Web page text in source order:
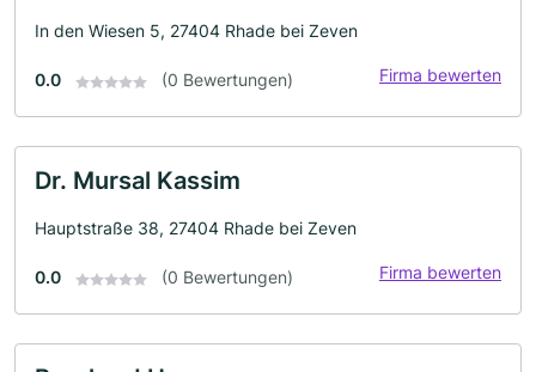
In den Wiesen 5, 27404 Rhade bei Zeven
0.0 (0 Bewertungen) Firma bewerten
Dr. Mursal Kassim
Hauptstraße 38, 27404 Rhade bei Zeven
0.0 (0 Bewertungen) Firma bewerten